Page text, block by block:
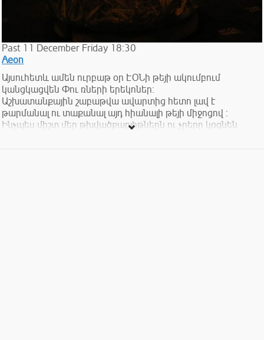
Past 11 December Friday 18:30
Aeon
Այսուհետև ամեն ուրբաթ օր ԷՕՆի թեյի ակումբում
կանցկացվեն Փու ռների երեկոներ:
Աշխատանքային շաբաթվա ավարտից հետո լավ է
թարմանալ ու տաքանալ այդ հիանալի թեյի միջոցով :
Ինչպես միշտ մեր թխվածքաբլիթներն ու չրերը կօգնեն